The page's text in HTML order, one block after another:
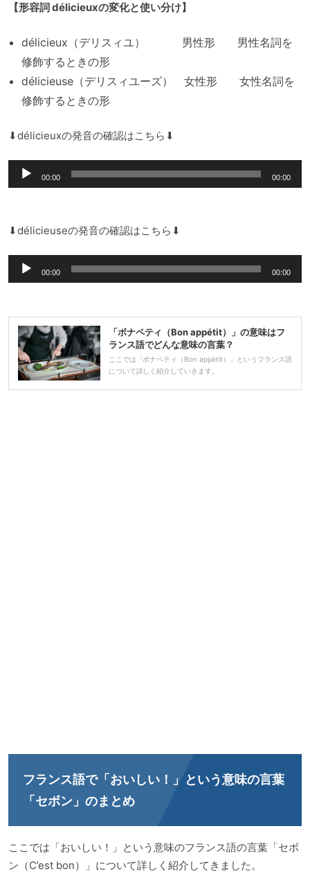
【形容詞 délicieuxの変化と使い分け】
délicieux（デリスィユ） 男性形 男性名詞を
修飾するときの形
délicieuse（デリスィユーズ） 女性形 女性名詞を
修飾するときの形
⬇︎délicieuxの発音の確認はこちら⬇︎
声
レ
ー
00:00 00:00
⬇︎délicieuseの発音の確認はこちら⬇︎
声
レ
ー
ヤ
ー
00:00 00:00
「ボナペティ（Bon appétit）」の意味はフ
ランス語でどんな意味の言葉？
ここでは「ボナペティ（Bon appètit）」というフランス語
について詳しく紹介していきます。
フランス語で「おいしい！」という意味の言葉
「セボン」のまとめ
ここでは「おいしい！」という意味のフランス語の言葉「セボ
ン（C’est bon）」について詳しく紹介してきました。